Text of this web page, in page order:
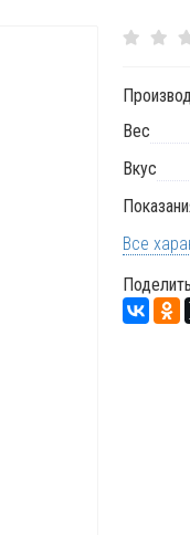
Вес
Вкус
Все